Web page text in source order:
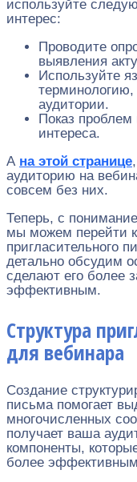
используйте
интерес:
Проводите
выявления
Используйте
аудитории.
Показ
интереса.
А на этой странице
аудиторию на
совсем без них.
Теперь, с
мы можем перейти
пригласительного
детально обсудим
сделают его более
эффективным.
Структура
для вебинара
Создание
письма помогает
многочисленных
получает ваша
компоненты,
более